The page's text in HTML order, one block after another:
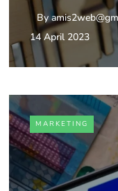
By
14 April 2023
MARKETING